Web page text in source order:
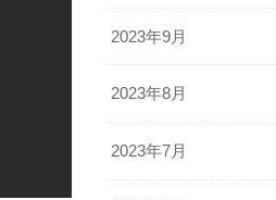
2023年9月
2023年8月
2023年7月